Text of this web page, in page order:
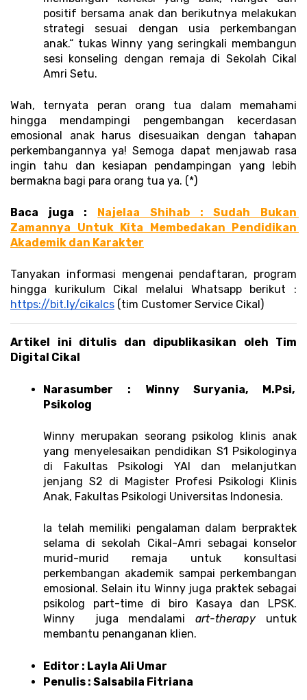
positif bersama anak dan berikutnya melakukan
strategi sesuai dengan usia perkembangan
anak.“ tukas Winny yang seringkali membangun
sesi konseling dengan remaja di Sekolah Cikal
Amri Setu.
Wah, ternyata peran orang tua dalam memahami
hingga mendampingi pengembangan kecerdasan
emosional anak harus disesuaikan dengan tahapan
perkembangannya ya! Semoga dapat menjawab rasa
ingin tahu dan kesiapan pendampingan yang lebih
bermakna bagi para orang tua ya. (*)
Baca juga :
Najelaa Shihab : Sudah Bukan
Zamannya Untuk Kita Membedakan Pendidikan
Akademik dan Karakter
Tanyakan informasi mengenai pendaftaran, program
https://bit.ly/cikalcs (tim Customer Service Cikal)
Artikel ini ditulis dan dipublikasikan oleh Tim
Digital Cikal
Narasumber : Winny Suryania, M.Psi,
Psikolog
Winny merupakan seorang psikolog klinis anak
yang menyelesaikan pendidikan S1 Psikologinya
di Fakultas Psikologi YAI dan melanjutkan
jenjang S2 di Magister Profesi Psikologi Klinis
Anak, Fakultas Psikologi Universitas Indonesia.
Ia telah memiliki pengalaman dalam berpraktek
selama di sekolah Cikal-Amri sebagai konselor
murid-murid remaja untuk konsultasi
perkembangan akademik sampai perkembangan
emosional. Selain itu Winny juga praktek sebagai
psikolog part-time di biro Kasaya dan LPSK.
Winny  juga mendalami art-therapy untuk
membantu penanganan klien.
Editor : Layla Ali Umar
Penulis : Salsabila Fitriana